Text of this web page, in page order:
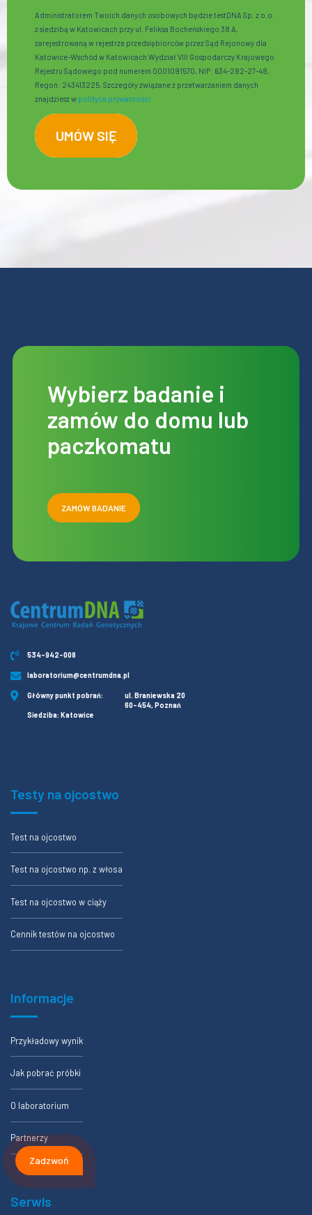
Administratorem Twoich danych osobowych będzie testDNA Sp. z o.o.
z siedzibą w Katowicach przy ul. Feliksa Bocheńskiego 38 A,
zarejestrowaną w rejestrze przedsiębiorców przez Sąd Rejonowy dla
Katowice-Wschód w Katowicach Wydział VIII Gospodarczy Krajowego
Rejestru Sądowego pod numerem 0001091570, NIP: 634-282-27-48,
Regon: 243413225. Szczegóły związane z przetwarzaniem danych
znajdziesz w polityce prywatności
Wybierz badanie i
zamów do domu lub
paczkomatu
ZAMÓW BADANIE
534-942-008
laboratorium@centrumdna.pl
Główny punkt pobrań:
ul. Braniewska 20
60-454, Poznań
Siedziba: Katowice
Testy na ojcostwo
Test na ojcostwo
Test na ojcostwo np. z włosa
Test na ojcostwo w ciąży
Cennik testów na ojcostwo
Informacje
Przykładowy wynik
Jak pobrać próbki
O laboratorium
Partnerzy
Serwis
Zadzwoń